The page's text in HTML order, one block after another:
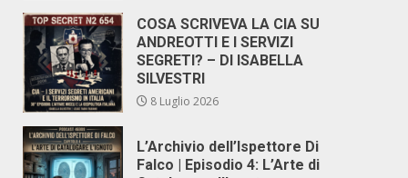
COSA SCRIVEVA LA CIA SU
ANDREOTTI E I SERVIZI
SEGRETI? – DI ISABELLA
SILVESTRI
8 Luglio 2026
L’Archivio dell’Ispettore Di
Falco | Episodio 4: L’Arte di